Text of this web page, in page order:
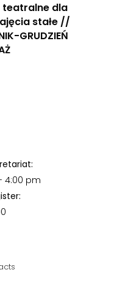
dla
stałe //
GRUDZIEŃ
4:00 pm